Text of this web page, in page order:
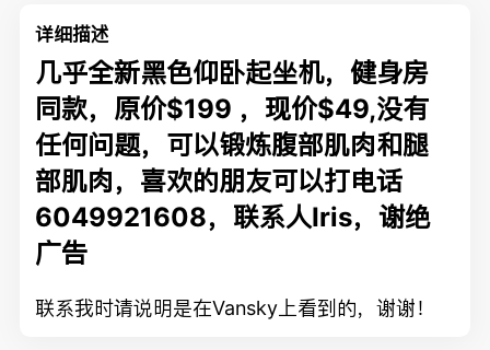
详细描述
几乎全新黑色仰卧起坐机，健身房
同款，原价$199 ，现价$49,没有
任何问题，可以锻炼腹部肌肉和腿
部肌肉，喜欢的朋友可以打电话
6049921608，联系人Iris，谢绝
广告
联系我时请说明是在Vansky上看到的，谢谢！